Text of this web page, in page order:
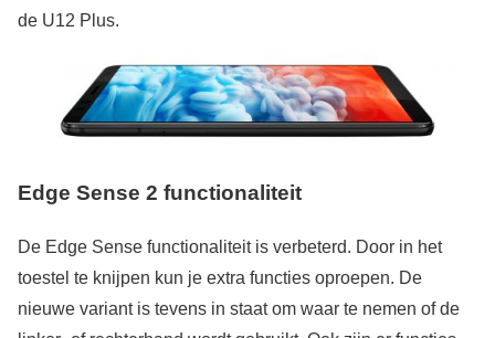
de U12 Plus.
Edge Sense 2 functionaliteit
De Edge Sense functionaliteit is verbeterd. Door in het
toestel te knijpen kun je extra functies oproepen. De
nieuwe variant is tevens in staat om waar te nemen of de